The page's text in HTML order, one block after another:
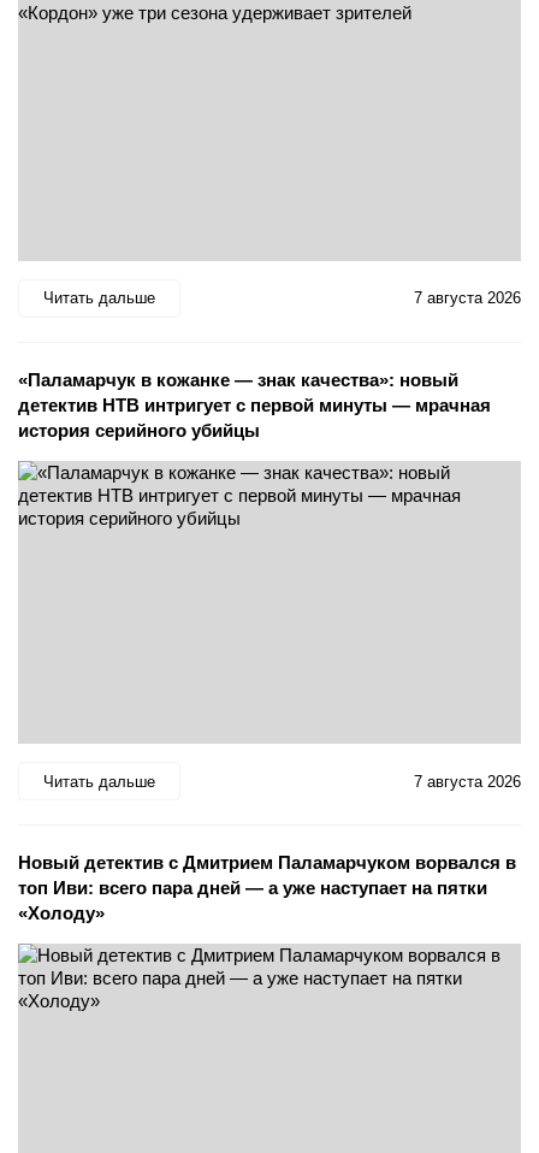
Читать дальше 7 августа 2026
«Паламарчук в кожанке — знак качества»: новый
детектив НТВ интригует с первой минуты — мрачная
история серийного убийцы
Читать дальше 7 августа 2026
Новый детектив с Дмитрием Паламарчуком ворвался в
топ Иви: всего пара дней — а уже наступает на пятки
«Холоду»